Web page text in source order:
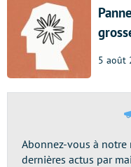
5 août
Abonnez-vous à
dernières actus par